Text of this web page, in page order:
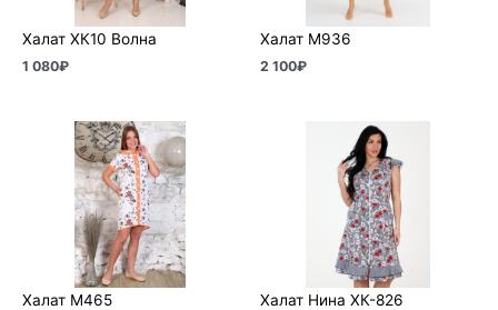
Халат ХК10 Волна
1 080₽
Халат М936
2 100₽
Халат М465 Халат Нина ХК-826